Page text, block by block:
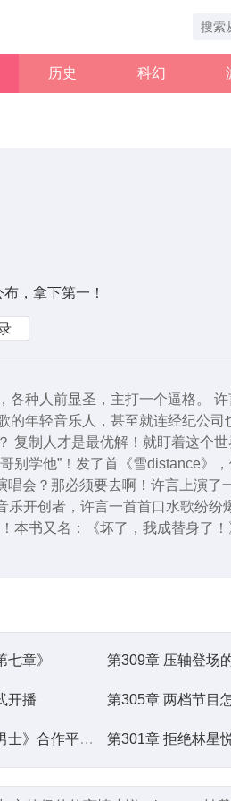
历史 科幻
，拿下第一！
各种人前显圣，主打一个逼格。
年轻音乐人，甚至就连经纪公
复制人才是最优解！就盯着这个
别学他”！发了首《雪distance》
会？那必须要去啊！许言上演
开创者，许言一首首口水歌纷纷
书又名：《坏了，我成替身了
章》 第309章 压轴登场
开播
第302章 《屌丝男士》合作平台的选择 第301章 拒绝林星